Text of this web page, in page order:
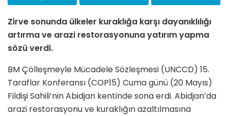
Zirve sonunda ülkeler kuraklığa karşı dayanıklılığı
artırma ve arazi restorasyonuna yatırım yapma
sözü verdi.
BM Çölleşmeyle Mücadele Sözleşmesi (UNCCD) 15.
Taraflar Konferansı (COP15) Cuma günü (20 Mayıs)
Fildişi Sahili’nin Abidjan kentinde sona erdi. Abidjan’da
arazi restorasyonu ve kuraklığın azaltılmasına